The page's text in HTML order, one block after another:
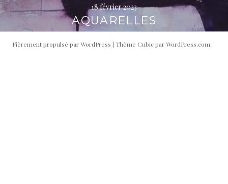
18 février 2023
AQUARELLES
Fièrement propulsé par WordPress | Thème Cubic parWordPress.com.